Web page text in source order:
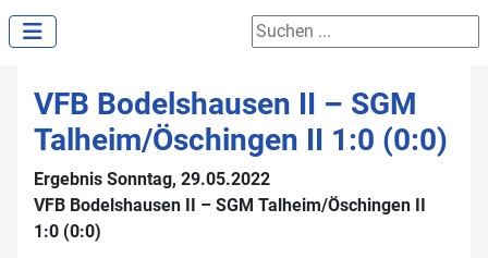
Suchen ...
VFB Bodelshausen II – SGM
Talheim/Öschingen II 1:0 (0:0)
Ergebnis Sonntag, 29.05.2022
VFB Bodelshausen II – SGM Talheim/Öschingen II
1:0 (0:0)